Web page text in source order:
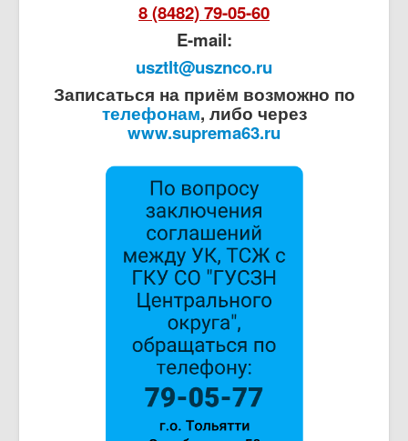
8 (8482) 79-05-60
E-mail:
usztlt@usznco.ru
Записаться на приём возможно по
телефонам, либо через
www.suprema63.ru